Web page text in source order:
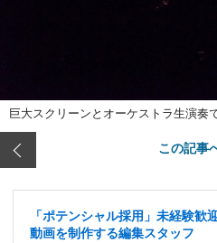
巨大スクリーンとオーケストラ生演奏
この記事
「ポテンシャル採用」未経験
動画を制作する編集スタッフ